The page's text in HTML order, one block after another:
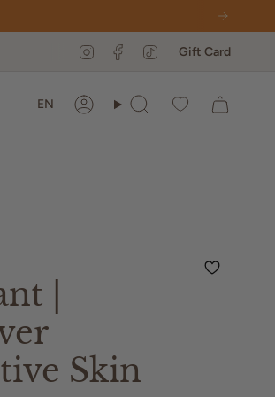
InstagramFacebook
TikTok
Gift Card
Language
EN AccountSearch
|
Skin